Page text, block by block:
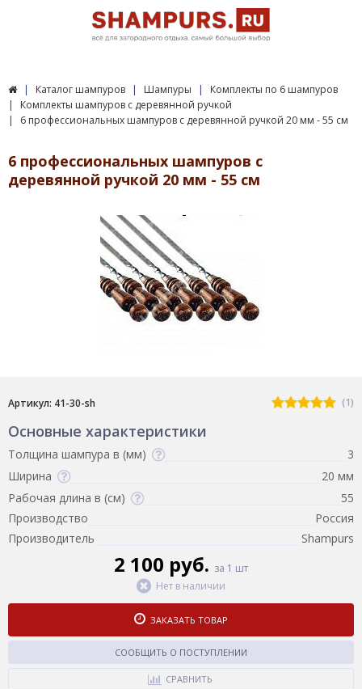
Каталог шампуров Шампуры
Комплекты по 6 шампуров
Комплекты шампуров с деревянной ручкой
6 профессиональных шампуров с деревянной ручкой 20 мм - 55 см
6 профессиональных шампуров с
деревянной ручкой 20 мм - 55 см
Артикул: 41-30-sh (1)
Основные характеристики
Толщина шампура в (мм)
3
Ширина
20 мм
Рабочая длина в (см)
55
Производство
Россия
Производитель
Shampurs
2 100 руб. за 1 шт
Нет в наличии
ЗАКАЗАТЬ ТОВАР
СООБЩИТЬ О ПОСТУПЛЕНИИ
СРАВНИТЬ